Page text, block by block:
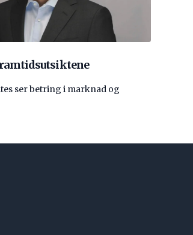
ser betring i marknad og